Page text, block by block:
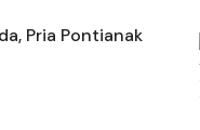
Pria Pontianak